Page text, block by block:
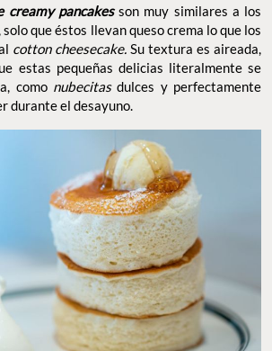
creamy pancakes son muy similares a los
solo que éstos llevan queso crema lo que los
cotton cheesecake. Su textura es aireada,
estas pequeñas delicias literalmente se
como nubecitasdulces y perfectamente
durante el desayuno.